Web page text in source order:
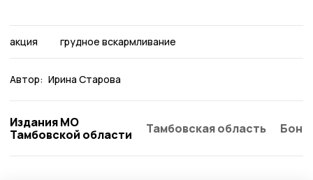
акция грудное вскармливание
Автор: Ирина Старова
Издания МО
Тамбовской области
Тамбовская область